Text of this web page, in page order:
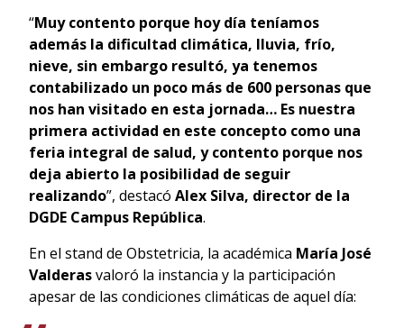
“Muy contento porque hoy día teníamos
además la dificultad climática, lluvia, frío,
nieve, sin embargo resultó, ya tenemos
contabilizado un poco más de 600 personas que
nos han visitado en esta jornada… Es nuestra
primera actividad en este concepto como una
feria integral de salud, y contento porque nos
deja abierto la posibilidad de seguir
realizando”, destacó Alex Silva, director de la
DGDE Campus República.
En el stand de Obstetricia, la académica María José
Valderasvaloró la instancia y la participación
apesar de las condiciones climáticas de aquel día: